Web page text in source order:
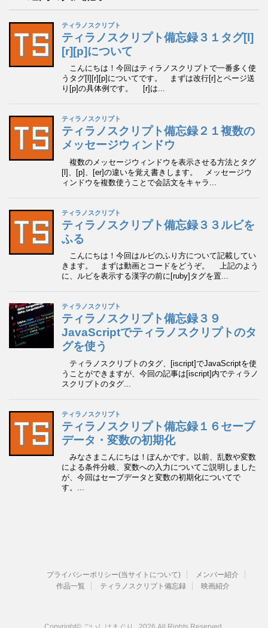
プライバシーポリシー(当サイトについて)
メンバー紹介
作品一覧
ティラノスクリプト備忘録 映画紹介